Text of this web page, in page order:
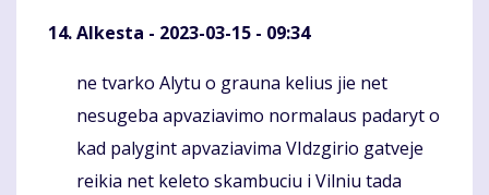
Alkesta - 2023-03-15 - 09:34
Komentaras
ne tvarko Alytu o grauna kelius jie net
nesugeba apvaziavimo normalaus padaryt o
kad palygint apvaziavima VIdzgirio gatveje
reikia net keleto skambuciu i Vilniu tada